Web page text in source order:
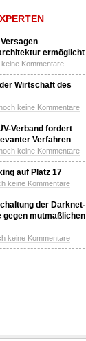
ermöglicht
Kommentare
Wirtschaft des
keine Kommentare
Verband fordert
Verfahren
keine Kommentare
auf Platz 17
keine Kommentare
der Darknet-
gegen mutmaßlichen
keine Kommentare